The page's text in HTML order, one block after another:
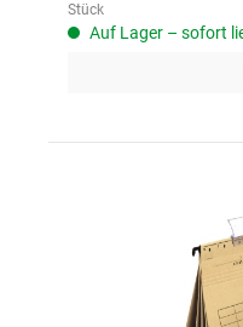
Stück
Auf Lager – sofort